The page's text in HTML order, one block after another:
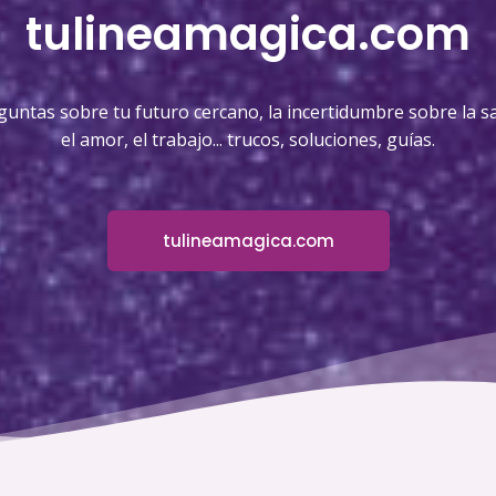
tulineamagica.com
sobre tu futuro cercano, la incertidumbre sobre la
el amor, el trabajo... trucos, soluciones, guías.
tulineamagica.com